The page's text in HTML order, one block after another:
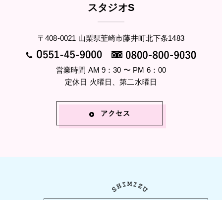
スタジオS
〒408-0021 山梨県韮崎市藤井町北下条1483
営業時間 AM 9：30 〜 PM 6：00
定休日 火曜日、第二水曜日